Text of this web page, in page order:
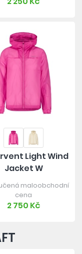
Light Wind
Jacket W
maloobchodní
cena
2 750 Kč